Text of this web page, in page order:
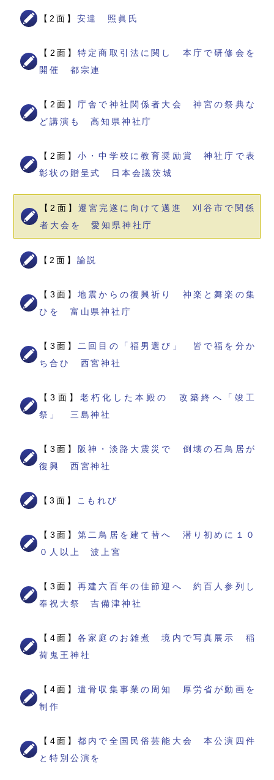
【2面】 安達 照眞氏
【2面】特定商取引法に関し 本庁で研修会を
開催 都宗連
【2面】 庁舎で神社関係者大会 神宮の祭典な
ど講演も 高知県神社庁
【2面】小・中学校に教育奨励賞 神社庁で表
彰状の贈呈式 日本会議茨城
【2面】 遷宮完遂に向けて邁進 刈谷市で関係
者大会を 愛知県神社庁
【2面】 論説
【3面】地震からの復興祈り 神楽と舞楽の集
ひを 富山県神社庁
【3面】
二回目の「福男選び」 皆で福を分か
ち合ひ 西宮神社
【3面】 老朽化した本殿の 改築終へ「竣工
祭」 三島神社
【3面】
阪神・淡路大震災で 倒壊の石鳥居が
復興 西宮神社
【3面】 こもれび
【3面】第二鳥居を建て替へ 潜り初めに１０
０人以上 波上宮
【3面】再建六百年の佳節迎へ 約百人参列し
奉祝大祭 吉備津神社
【4面】各家庭のお雑煮 境内で写真展示 稲
荷鬼王神社
【4面】遺骨収集事業の周知 厚労省が動画を
制作
【4面】都内で全国民俗芸能大会 本公演四件
と特別公演を